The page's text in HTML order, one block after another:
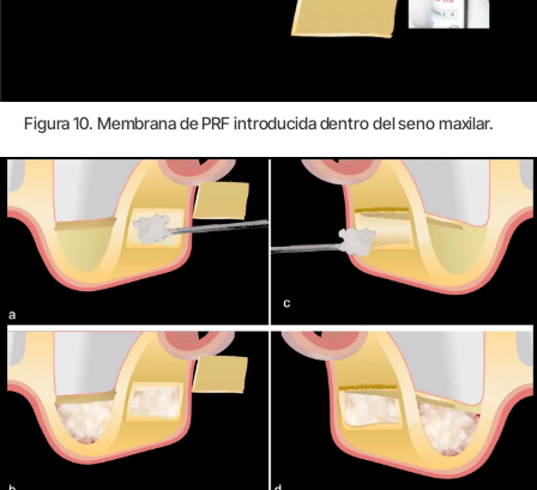
Figura 10. Membrana de PRF introducida dentro del seno maxilar.